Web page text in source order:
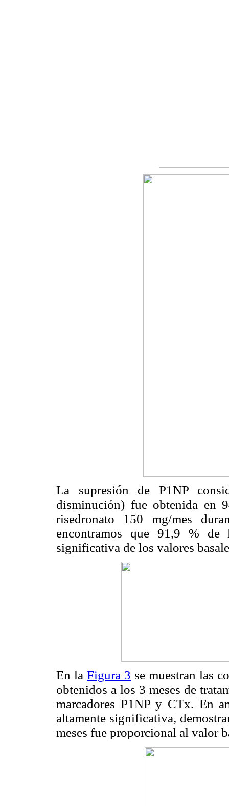
La supresión de P1NP
disminución) fue obtenida en
risedronato 150 mg/mes
encontramos que 91,9 % de
significativa de los valores
En la Figura 3 se muestran las
obtenidos a los 3 meses de
marcadores P1NP y CTx. En
altamente significativa,
meses fue proporcional al valor